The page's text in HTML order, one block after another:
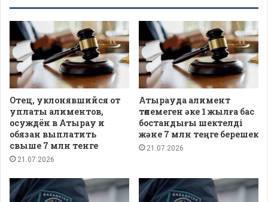
Отец, уклонявшийся от
уплаты алиментов,
осуждён в Атырау и
обязан выплатить
свыше 7 млн тенге
21.07.2026
Атырауда алимент
төлемеген әке 1 жылға бас
бостандығы шектелді
және 7 млн теңге берешек
21.07.2026